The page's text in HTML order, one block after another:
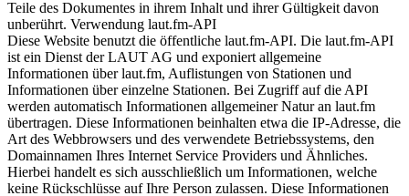
Teile des Dokumentes in ihrem Inhalt und ihrer Gültigkeit davon
unberührt. Verwendung laut.fm-API
Diese Website benutzt die öffentliche laut.fm-API. Die laut.fm-API
ist ein Dienst der LAUT AG und exponiert allgemeine
Informationen über laut.fm, Auflistungen von Stationen und
Informationen über einzelne Stationen. Bei Zugriff auf die API
werden automatisch Informationen allgemeiner Natur an laut.fm
übertragen. Diese Informationen beinhalten etwa die IP-Adresse, die
Art des Webbrowsers und des verwendete Betriebssystems, den
Domainnamen Ihres Internet Service Providers und Ähnliches.
Hierbei handelt es sich ausschließlich um Informationen, welche
keine Rückschlüsse auf Ihre Person zulassen. Diese Informationen